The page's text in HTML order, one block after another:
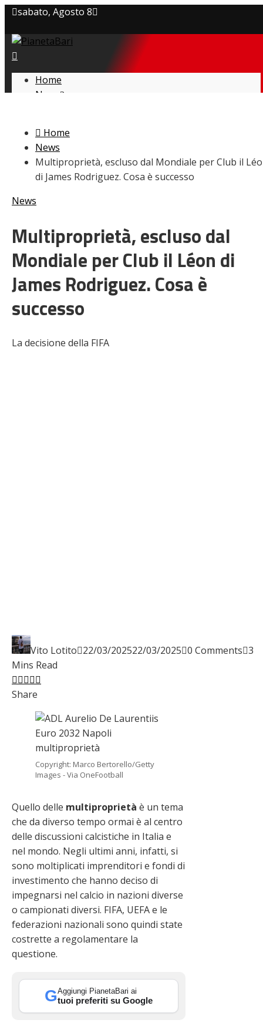
sabato, Agosto 8
Privacy policy
Cookie Policy
Home
News
L’avversario
Giovanili
Le pagelle
Interviste
Focus
Serie B
Video
Home
News
Multiproprietà, escluso dal Mondiale per Club il
di James Rodriguez. Cosa è successo
News
Multiproprietà, escluso dal
Mondiale per Club il Léon di
James Rodriguez. Cosa è
successo
La decisione della FIFA
Vito Lotito 22/03/202522/03/2025 0 Comments 3
Mins Read
Facebook
Twitter
LinkedIn
Pinterest
Stumbleupon
Share
Copyright: Marco Bertorello/Getty
Images - Via OneFootball
Quello delle multiproprietà è un tema
che da diverso tempo ormai è al centro
delle discussioni calcistiche in Italia e
nel mondo. Negli ultimi anni, infatti, si
sono moltiplicati imprenditori e fondi di
investimento che hanno deciso di
impegnarsi nel calcio in nazioni diverse
o campionati diversi. FIFA, UEFA e le
federazioni nazionali sono quindi state
costrette a regolamentare la
questione.
GAggiungi PianetaBari ai
tuoi preferiti su Google